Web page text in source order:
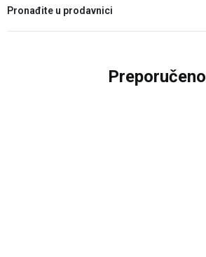
Pronađite u prodavnici
Preporučeno